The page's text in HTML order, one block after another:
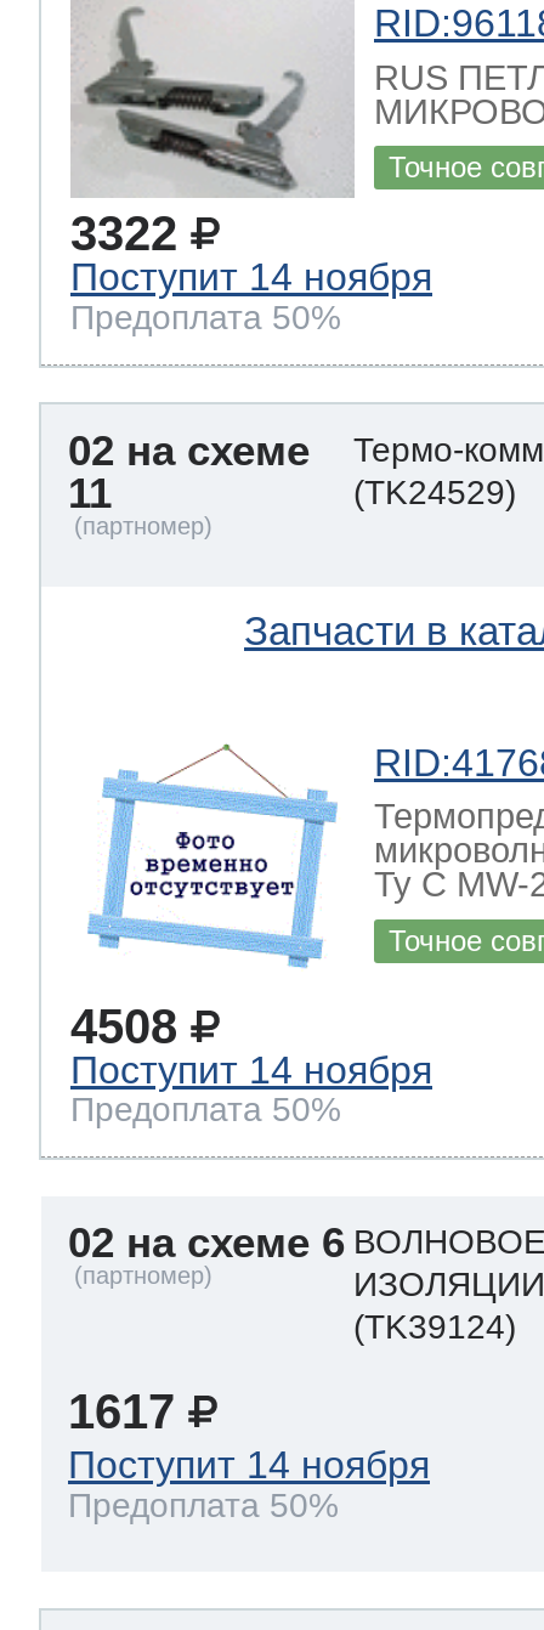
RUS
Точное
3322
Поступит 14 ноября
Предоплата 50%
02 на схеме
11
Термо-
(TK24529)
Запчасти в
Ty C MW-
Точное
4508
Поступит 14 ноября
Предоплата 50%
02 на схеме 6
ИЗОЛЯЦИИ
(TK39124)
1617
Поступит 14 ноября
Предоплата 50%